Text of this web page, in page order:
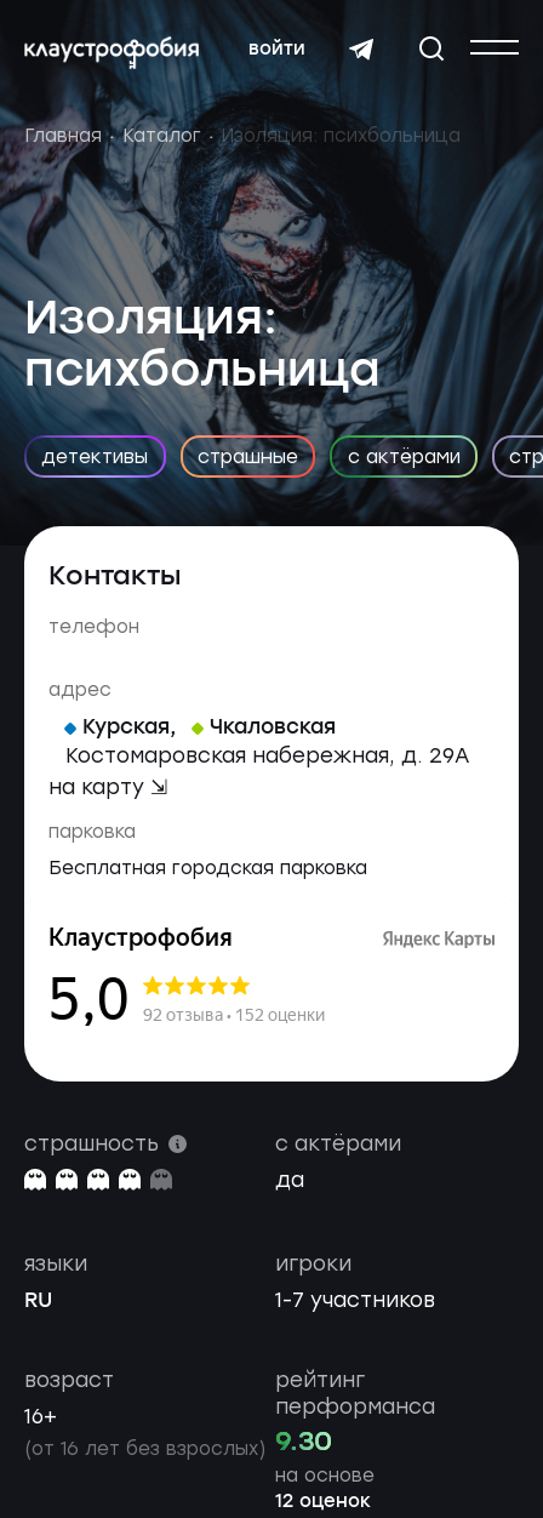
войти
Главная Каталог Изоляция: психбольница
Изоляция:
психбольница
детективы страшные с актёрами
Контакты
телефон
адрес
Курская, Чкаловская
Костомаровская набережная, д. 29А
на карту ⇲
парковка
Бесплатная городская парковка
страшность
с актёрами
да
игроки
1-7 участников
языки
RU
возраст
16+
(от 16 лет без взрослых)
рейтинг
перформанса
9.30
на основе
12 оценок